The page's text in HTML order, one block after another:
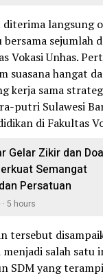
langsung
bersama sejumlah
Vokasi Unhas.
suasana hangat
kerja sama
putri Sulawesi
di Fakultas
Gelar Zikir dan Doa
Semangat
Persatuan
5 hours
tersebut
menjadi salah
SDM yang